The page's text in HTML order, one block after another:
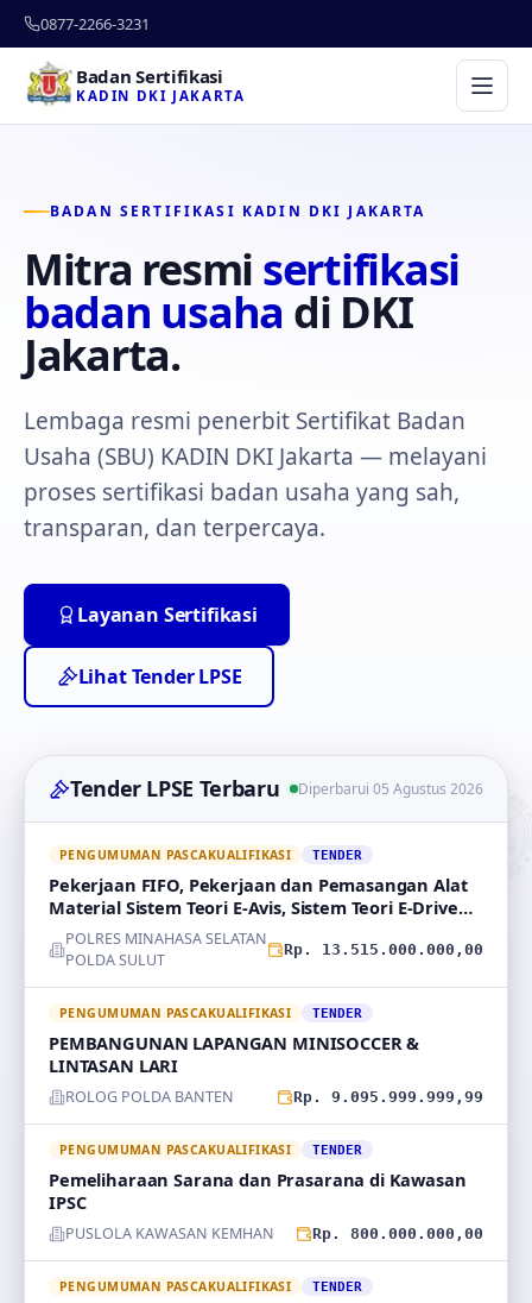
0877-2266-3231
Badan Sertifikasi
KADIN DKI JAKARTA
BADAN SERTIFIKASI KADIN DKI JAKARTA
Mitra resmi sertifikasi
badan usaha di DKI
Jakarta.
Lembaga resmi penerbit Sertifikat Badan
Usaha (SBU) KADIN DKI Jakarta — melayani
proses sertifikasi badan usaha yang sah,
transparan, dan terpercaya.
Layanan Sertifikasi
Lihat Tender LPSE
Tender LPSE Terbaru Diperbarui 05 Agustus 2026
PENGUMUMAN PASCAKUALIFIKASI TENDER
Pekerjaan FIFO, Pekerjaan dan Pemasangan Alat
Material Sistem Teori E-Avis, Sistem Teori E-Drive
serPOLRES MINAHASA SELATAN
POLDA SULUT
Rp. 13.515.000.000,00
PENGUMUMAN PASCAKUALIFIKASI TENDER
PEMBANGUNAN LAPANGAN MINISOCCER &
LINTASAN LARI
ROLOG POLDA BANTEN Rp. 9.095.999.999,99
PENGUMUMAN PASCAKUALIFIKASI TENDER
Pemeliharaan Sarana dan Prasarana di Kawasan
IPSC
PUSLOLA KAWASAN KEMHAN Rp. 800.000.000,00
PENGUMUMAN PASCAKUALIFIKASI TENDER